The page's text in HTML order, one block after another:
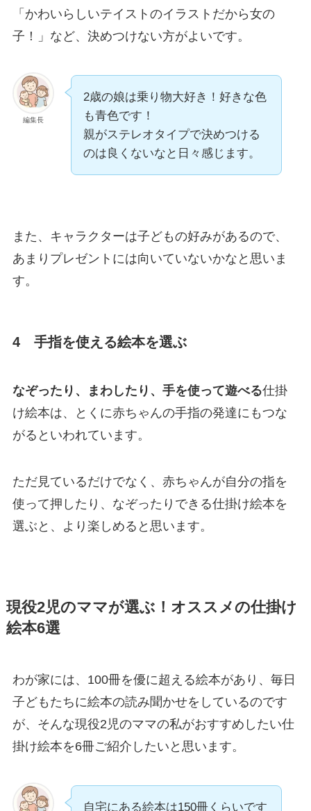
「かわいらしいテイストのイラストだから女の
子！」など、決めつけない方がよいです。
編集長
2歳の娘は乗り物大好き！好きな色
も青色です！
親がステレオタイプで決めつける
のは良くないなと日々感じます。
また、キャラクターは子どもの好みがあるので、
あまりプレゼントには向いていないかなと思いま
す。
4 手指を使える絵本を選ぶ
なぞったり、まわしたり、手を使って遊べる仕掛
け絵本は、とくに赤ちゃんの手指の発達にもつな
がるといわれています。
ただ見ているだけでなく、赤ちゃんが自分の指を
使って押したり、なぞったりできる仕掛け絵本を
選ぶと、より楽しめると思います。
現役2児のママが選ぶ！オススメの仕掛け
絵本6選
わが家には、100冊を優に超える絵本があり、毎日
子どもたちに絵本の読み聞かせをしているのです
が、そんな現役2児のママの私がおすすめしたい仕
掛け絵本を6冊ご紹介したいと思います。
自宅にある絵本は150冊くらいです